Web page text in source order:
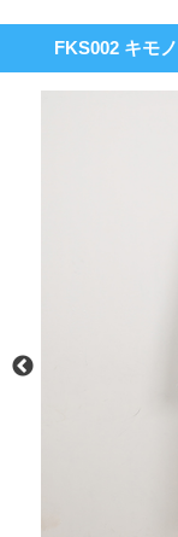
FKS002 キモ